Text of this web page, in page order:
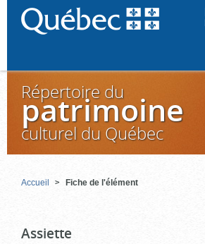
Répertoire du
patrimoine
culturel du Québec
Accueil Fiche de l'élément
Assiette